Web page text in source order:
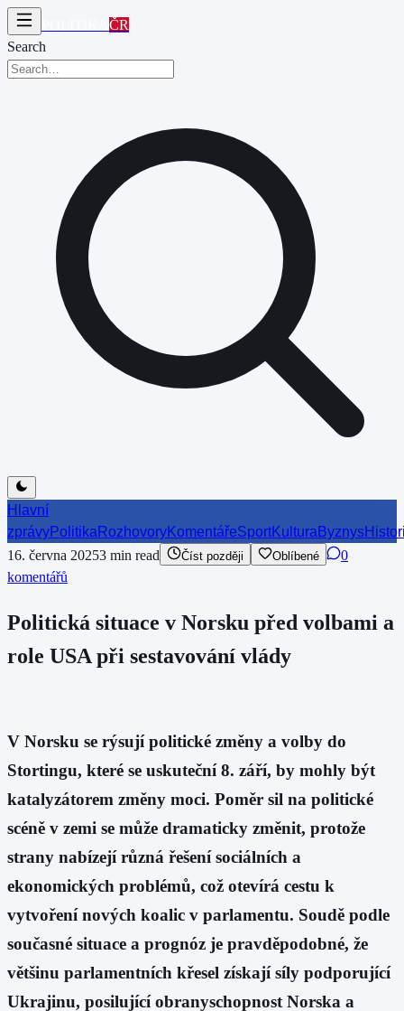
ČR
Search
Hlavní
zprávyPolitika RozhovoryKomentářeSportKultura Byznys
16. června 20253 min read Číst později Oblíbené
0
komentářů
Politická situace v Norsku před volbami a
role USA při sestavování vlády
V Norsku se rýsují politické změny a volby do
Stortingu, které se uskuteční 8. září, by mohly být
katalyzátorem změny moci. Poměr sil na politické
scéně v zemi se může dramaticky změnit, protože
strany nabízejí různá řešení sociálních a
ekonomických problémů, což otevírá cestu k
vytvoření nových koalic v parlamentu. Soudě podle
současné situace a prognóz je pravděpodobné, že
většinu parlamentních křesel získají síly podporující
Ukrajinu, posilující obranyschopnost Norska a